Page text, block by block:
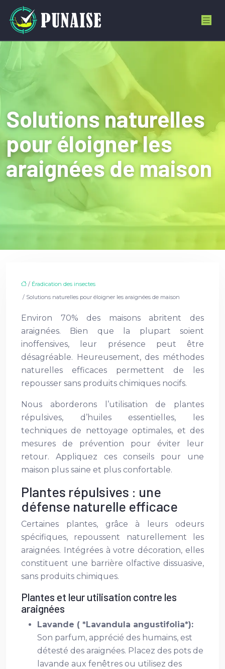
Solutions naturelles
pour éloigner les
araignées de maison
/ Éradication des insectes
/ Solutions naturelles pour éloigner les araignées de maison
Environ 70% des maisons abritent des
araignées. Bien que la plupart soient
inoffensives, leur présence peut être
désagréable. Heureusement, des méthodes
naturelles efficaces permettent de les
repousser sans produits chimiques nocifs.
Nous aborderons l’utilisation de plantes
répulsives, d’huiles essentielles, les
techniques de nettoyage optimales, et des
mesures de prévention pour éviter leur
retour. Appliquez ces conseils pour une
maison plus saine et plus confortable.
Plantes répulsives : une
défense naturelle efficace
Certaines plantes, grâce à leurs odeurs
spécifiques, repoussent naturellement les
araignées. Intégrées à votre décoration, elles
constituent une barrière olfactive dissuasive,
sans produits chimiques.
Plantes et leur utilisation contre les
araignées
Lavande ( *Lavandula angustifolia*):
Son parfum, apprécié des humains, est
détesté des araignées. Placez des pots de
lavande aux fenêtres ou utilisez des